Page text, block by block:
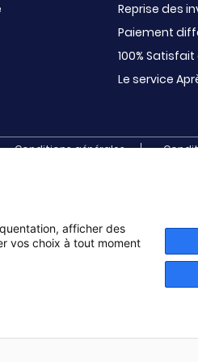
Reprise des
Paiement
100%
Le service
Conditions générales
s’adresse aux écoles
aux IUT, aux MFR, aux IFSI, aux
sociales, musicales, paroissiales,
afficher des
vos choix à tout moment